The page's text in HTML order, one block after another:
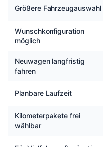
Größere Fahrzeugauswahl
Wunschkonfiguration
möglich
Neuwagen langfristig
fahren
Planbare Laufzeit
Kilometerpakete frei
wählbar